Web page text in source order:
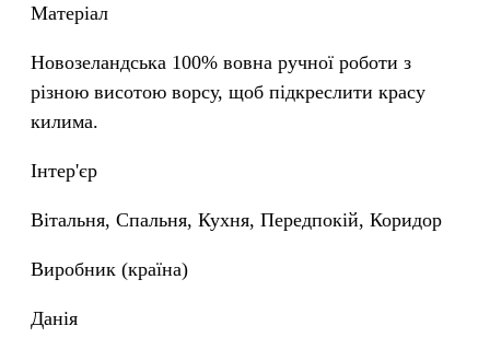
Матеріал
Новозеландська 100% вовна ручної роботи з
різною висотою ворсу, щоб підкреслити красу
килима.
Інтер'єр
Вітальня, Спальня, Кухня, Передпокій, Коридор
Виробник (країна)
Данія